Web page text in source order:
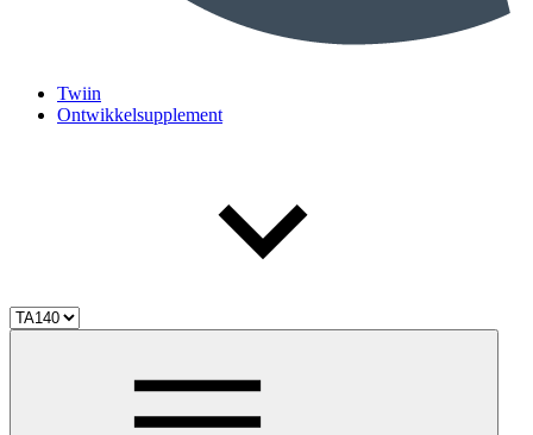
Twiin
Ontwikkelsupplement